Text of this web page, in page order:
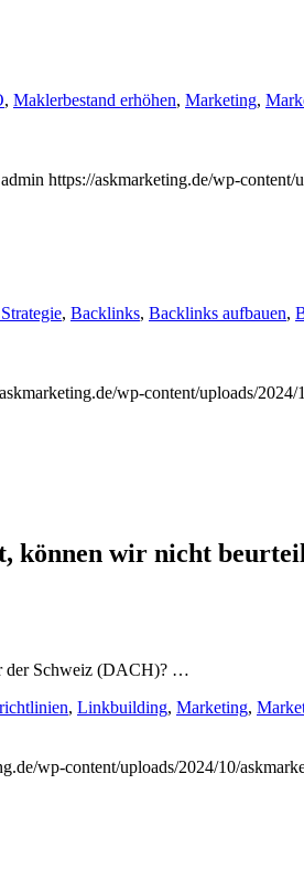
, Maklerbestand erhöhen, Marketing,
admin https://askmarketing.de/wp-
, Backlinks, Backlinks aufbauen,
wp-content/uploads/
wir nicht
der Schweiz (DACH)? …
, Linkbuilding, Marketing,
wp-content/uploads/2024/10/